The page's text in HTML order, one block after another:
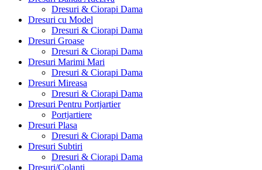
Dresuri & Ciorapi Dama
Dresuri cu Model
Dresuri & Ciorapi Dama
Dresuri Groase
Dresuri & Ciorapi Dama
Dresuri Marimi Mari
Dresuri & Ciorapi Dama
Dresuri Mireasa
Dresuri & Ciorapi Dama
Dresuri Pentru Portjartier
Portjartiere
Dresuri Plasa
Dresuri & Ciorapi Dama
Dresuri Subtiri
Dresuri & Ciorapi Dama
Dresuri/Colanti